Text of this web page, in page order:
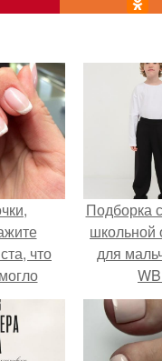
что
Подборка
для